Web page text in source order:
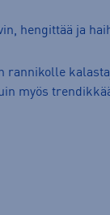
hengittää ja
rannikolle
myös